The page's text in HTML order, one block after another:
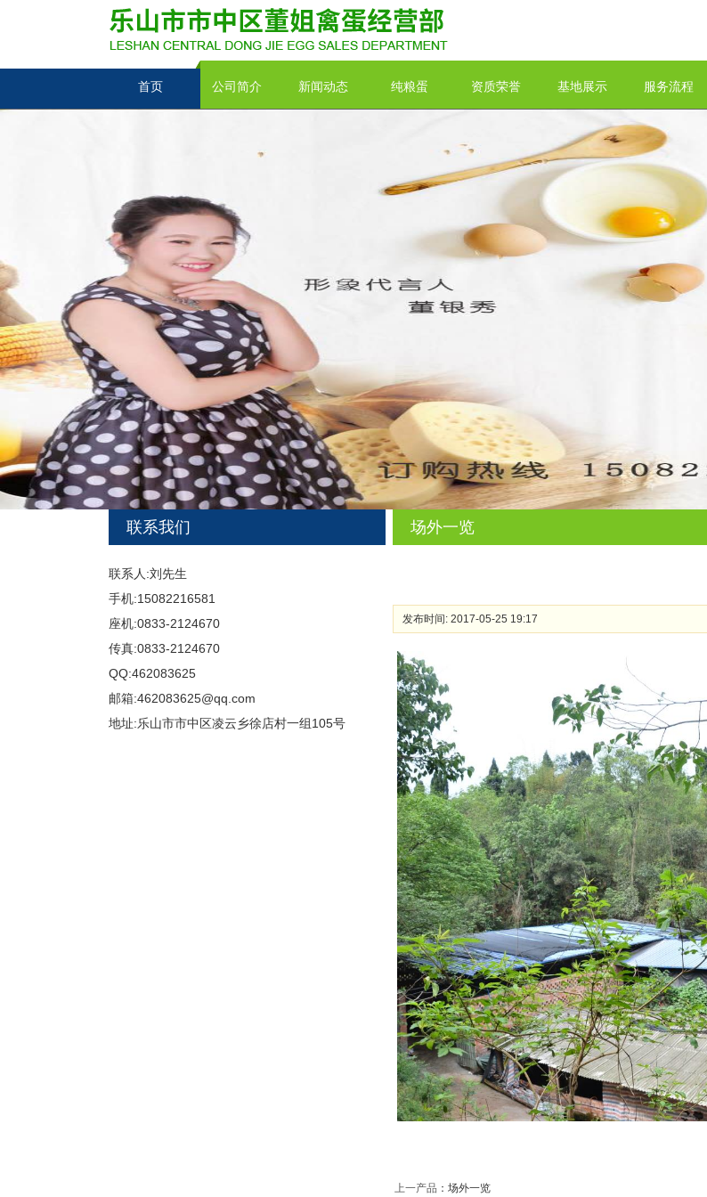
首页 公司简介 新闻动态 纯粮蛋 资质荣誉 基地展示 服务流程
联系我们
联系人:刘先生
手机:15082216581
座机:0833-2124670
传真:0833-2124670
QQ:462083625
邮箱:462083625@qq.com
地址:乐山市市中区凌云乡徐店村一组105号
场外一览
发布时间: 2017-05-25 19:17
上一产品 ： 场外一览